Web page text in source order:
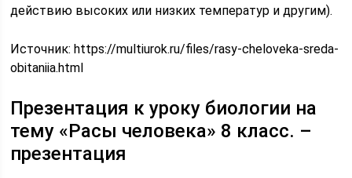
действию высоких или низких температур и другим).
Источник:https://multiurok.ru/files/rasy-cheloveka-sreda-
obitaniia.html
Презентация к уроку биологии на
тему «Расы человека» 8 класс. –
презентация